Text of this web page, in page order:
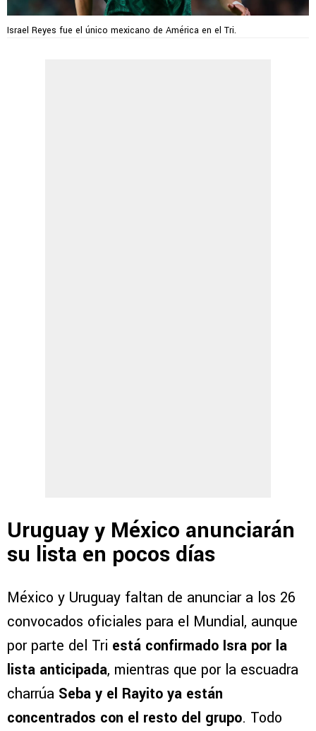
Israel Reyes fue el único mexicano de América en el Tri.
Uruguay y México anunciarán
su lista en pocos días
México y Uruguay faltan de anunciar a los 26
convocados oficiales para el Mundial, aunque
por parte del Tri está confirmado Isra por la
lista anticipada, mientras que por la escuadra
charrúa Seba y el Rayito ya están
concentrados con el resto del grupo. Todo